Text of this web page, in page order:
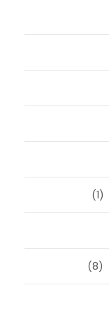
(1)
(8)